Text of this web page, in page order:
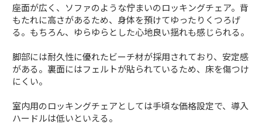
座面が広く、ソファのような佇まいのロッキングチェア。背
もたれに高さがあるため、身体を預けてゆったりくつろげ
る。もちろん、ゆらゆらとした心地良い揺れも感じられる。
脚部には耐久性に優れたビーチ材が採用されており、安定感
がある。裏面にはフェルトが貼られているため、床を傷つけ
にくい。
室内用のロッキングチェアとしては手頃な価格設定で、導入
ハードルは低いといえる。